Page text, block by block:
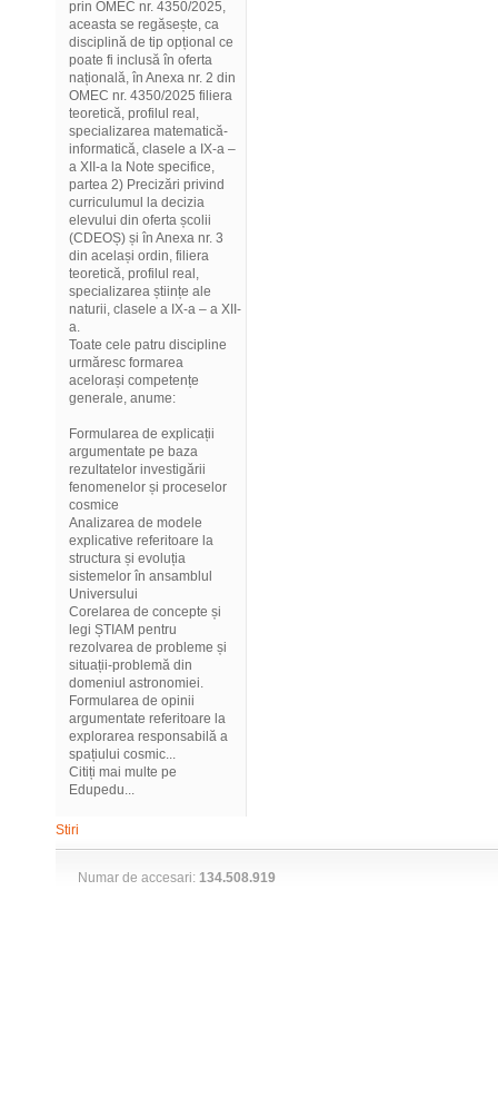
prin OMEC nr. 4350/2025,
aceasta se regăsește, ca
disciplină de tip opțional ce
poate fi inclusă în oferta
națională, în Anexa nr. 2 din
OMEC nr. 4350/2025 filiera
teoretică, profilul real,
specializarea matematică-
informatică, clasele a IX-a –
a XII-a la Note specifice,
partea 2) Precizări privind
curriculumul la decizia
elevului din oferta școlii
(CDEOȘ) și în Anexa nr. 3
din același ordin, filiera
teoretică, profilul real,
specializarea științe ale
naturii, clasele a IX-a – a XII-
a.
Toate cele patru discipline
urmăresc formarea
acelorași competențe
generale, anume:
Formularea de explicații
argumentate pe baza
rezultatelor investigării
fenomenelor și proceselor
cosmice
Analizarea de modele
explicative referitoare la
structura și evoluția
sistemelor în ansamblul
Universului
Corelarea de concepte și
legi ȘTIAM pentru
rezolvarea de probleme și
situații-problemă din
domeniul astronomiei.
Formularea de opinii
argumentate referitoare la
explorarea responsabilă a
spațiului cosmic...
Citiți mai multe pe
Edupedu...
Stiri
Numar de accesari: 134.508.919